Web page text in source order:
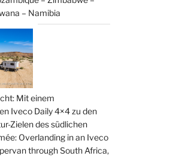
– Namibia
Mit einem
Iveco Daily 4×4 zu den
Zielen des südlichen
Overlanding in an Iveco
through South Africa,